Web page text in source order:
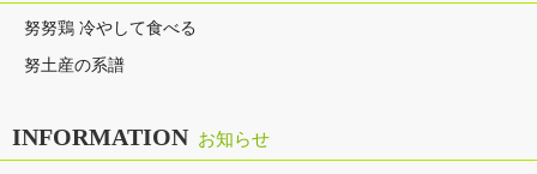
努努鶏 冷やして食べる
努土産の系譜
INFORMATION お知らせ